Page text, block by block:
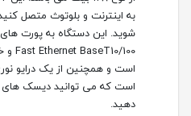
به اینترنت و بلوتوث متصل
است که می توانید دیسک های
دهید.